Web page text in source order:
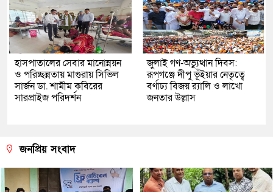
হাসপাতালের সেবার মানোন্নয়ন
ও পরিচ্ছন্নতায় মাগুরায় সিভিল
সার্জন ডা. শামীম কবিরের
সারপ্রাইজ পরিদর্শন
জুলাই গণ-অভ্যুত্থান দিবস:
রূপগঞ্জে দীপু ভূঁইয়ার নেতৃত্বে
বর্ণাঢ্য বিজয় র‌্যালি ও লাখো
জনতার উল্লাস
জনপ্রিয় সংবাদ